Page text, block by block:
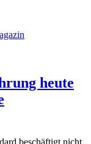
heute
beschäftigt nicht